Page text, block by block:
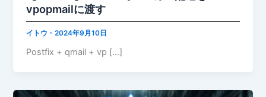
vpopmailに渡す
イトウ-2024年9月10日
Postfix + qmail + vp […]